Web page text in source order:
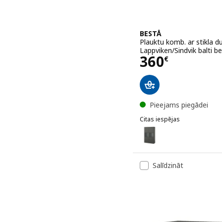
BESTÅ
Plauktu komb. ar stikla
Lappviken/Sindvik balti
360€
Cena 360€
Pieejams piegādei
Citas iespējas
BESTÅ
Variants: BESTÅ,
Variants: BESTÅ,
Salīdzināt